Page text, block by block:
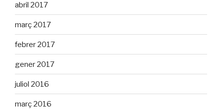
abril 2017
març 2017
febrer 2017
gener 2017
juliol 2016
març 2016